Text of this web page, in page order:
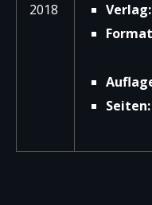
2018 Verlag:
Seiten: